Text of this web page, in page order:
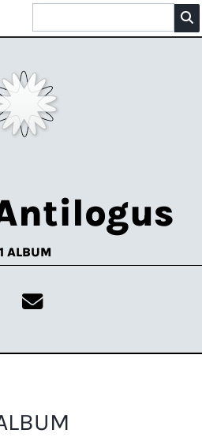
1 ALBUM